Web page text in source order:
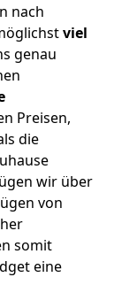
nach
viel
genau
Preisen,
die
wir über
von
somit
eine